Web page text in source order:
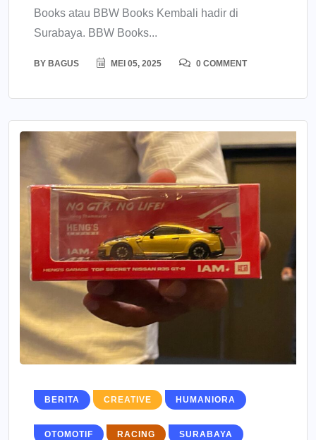
Books atau BBW Books Kembali hadir di
Surabaya. BBW Books...
BY BAGUS MEI 05, 2025 0 COMMENT
BERITA CREATIVE HUMANIORA
OTOMOTIF RACING SURABAYA